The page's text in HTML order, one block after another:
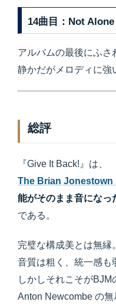
14曲目：Not Alone
アルバムの最後にふさ
静かだがメロディに強
総評
『Give It Back!』は、
The Brian Jonestown
能がそのまま音になっ
である。
完璧な構成美とは無縁。
音質は粗く、統一感も
しかしそれこそがBJM
Anton Newcombe の